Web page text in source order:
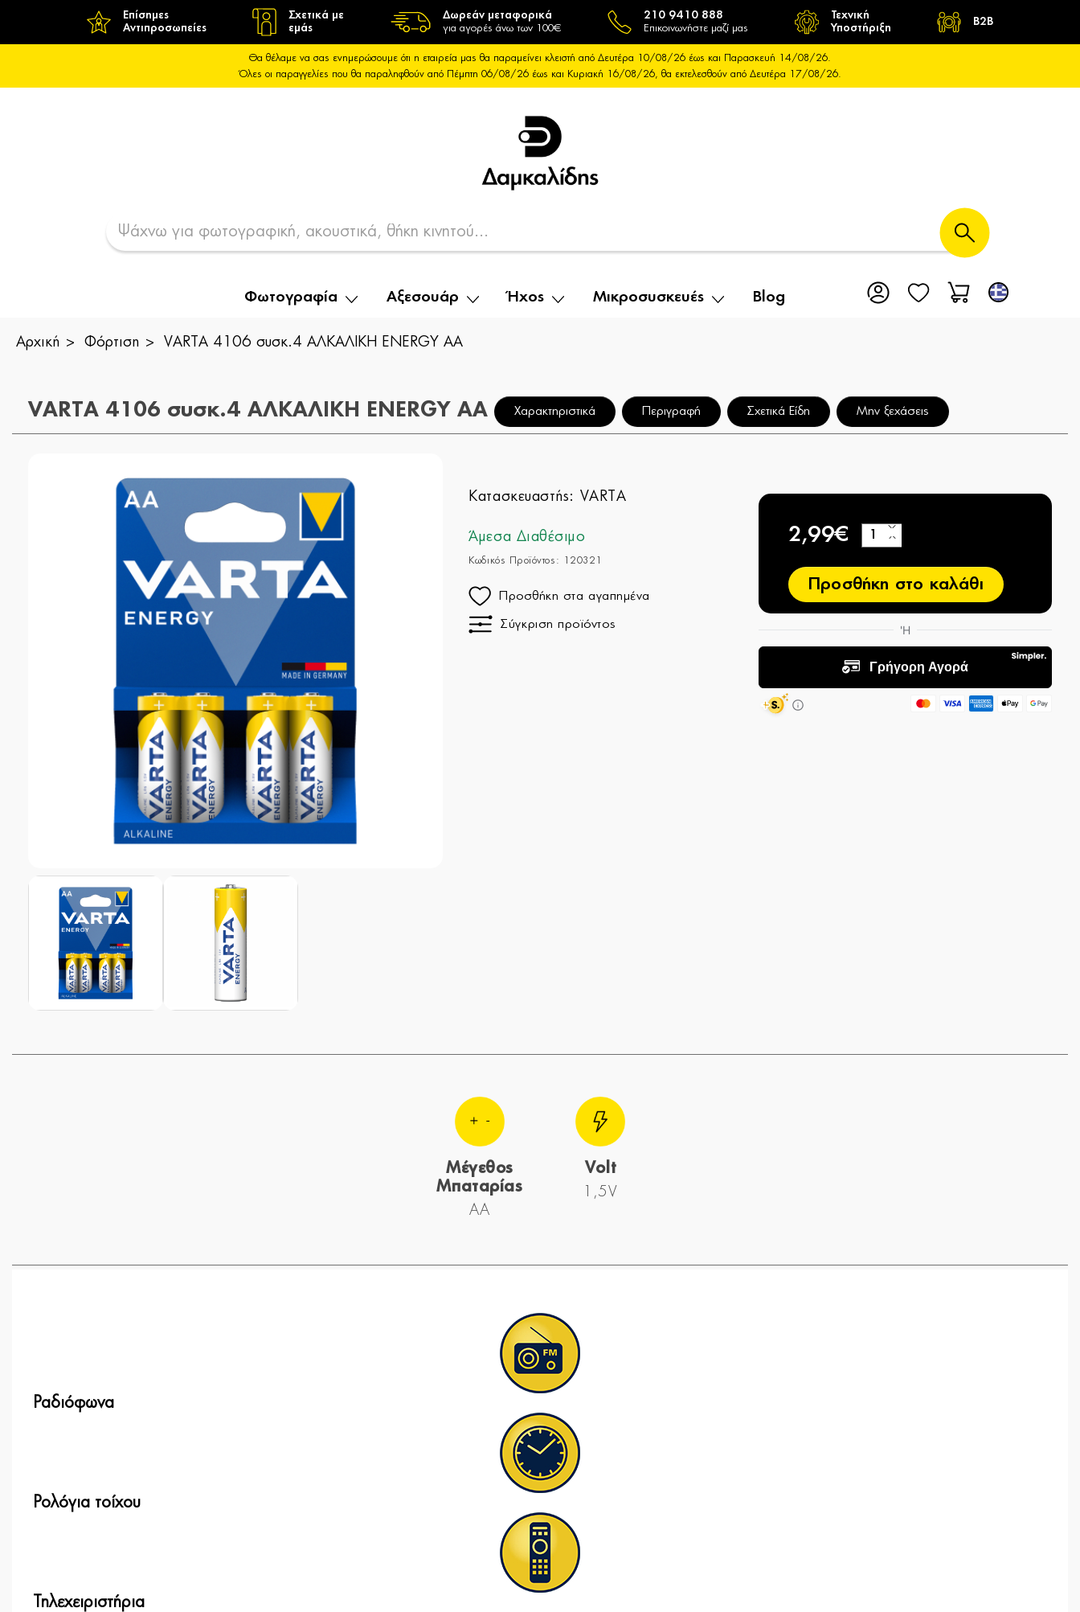
Επίσημες
Αντιπροσωπείες
Σχετικά με
εμάς
Δωρεάν μεταφορικά
για αγορές άνω των 100€
210 9410 888
Επικοινωνήστε μαζί μας
Τεχνική
Υποστήριξη
B2B
Θα θέλαμε να σας ενημερώσουμε ότι η εταιρεία μας θα παραμείνει κλειστή από Δευτέρα 10/08/26 έως και Παρασκευή 14/08/26.
Όλες οι παραγγελίες που θα παραληφθούν από Πέμπτη 06/08/26 έως και Κυριακή 16/08/26, θα εκτελεσθούν από Δευτέρα 17/08/26.
Φωτογραφία Αξεσουάρ Ήχος Μικροσυσκευές Blog
Αρχική Φόρτιση VARTA 4106 συσκ.4 AΛΚΑΛΙΚΗ ENERGY AA
VARTA 4106 συσκ.4 AΛΚΑΛΙΚΗ ENERGY AA Χαρακτηριστικά Περιγραφή Σχετικά Είδη Μην ξεχάσεις
Κατασκευαστής: VARTA
Άμεσα Διαθέσιμο
Κωδικός Προϊόντος: 120321
Προσθήκη στα αγαπημένα
Σύγκριση προϊόντος
2,99€ −
+
Προσθήκη στο καλάθι
Μέγεθος
Μπαταρίας
AA
Volt
1,5V
Ραδιόφωνα
Ρολόγια τοίχου
Τηλεχειριστήρια